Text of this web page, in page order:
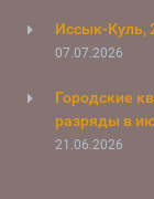
Иссык-Куль,
07.07.2026
Городские
разряды в
21.06.2026